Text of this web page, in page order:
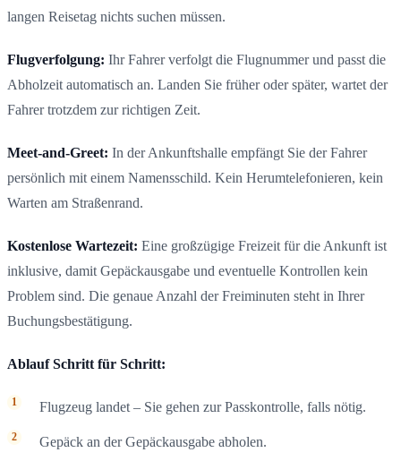
langen Reisetag nichts suchen müssen.
Flugverfolgung: Ihr Fahrer verfolgt die Flugnummer und passt die
Abholzeit automatisch an. Landen Sie früher oder später, wartet der
Fahrer trotzdem zur richtigen Zeit.
Meet-and-Greet: In der Ankunftshalle empfängt Sie der Fahrer
persönlich mit einem Namensschild. Kein Herumtelefonieren, kein
Warten am Straßenrand.
Kostenlose Wartezeit: Eine großzügige Freizeit für die Ankunft ist
inklusive, damit Gepäckausgabe und eventuelle Kontrollen kein
Problem sind. Die genaue Anzahl der Freiminuten steht in Ihrer
Buchungsbestätigung.
Ablauf Schritt für Schritt:
Flugzeug landet – Sie gehen zur Passkontrolle, falls nötig.
Gepäck an der Gepäckausgabe abholen.